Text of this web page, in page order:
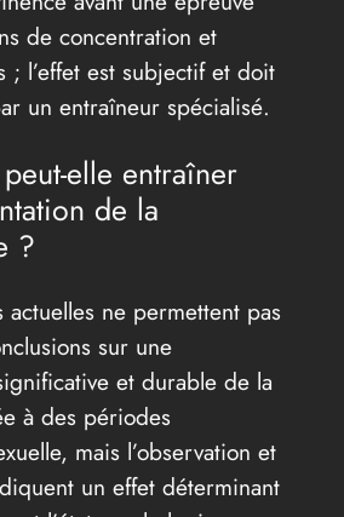
de concentration et
; l’effet est subjectif et doit
un entraîneur spécialisé.
elle entraîner
de la
?
actuelles ne permettent pas
sur une
et durable de la
à des périodes
mais l’observation et
un effet déterminant